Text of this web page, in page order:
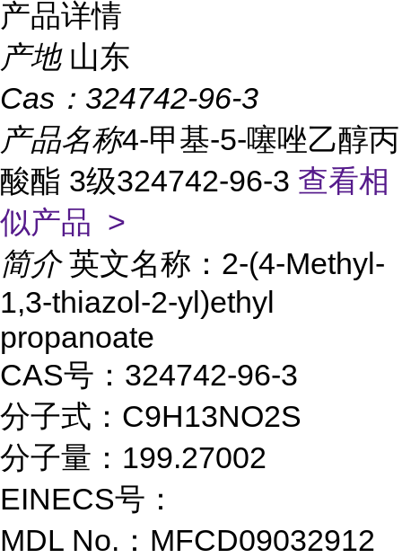
产品详情
产地 山东
Cas： 324742-96-3
产品名称4-甲基-5-噻唑乙醇丙
酸酯 3级324742-96-3 查看相
似产品 >
简介 英文名称：2-(4-Methyl-
1,3-thiazol-2-yl)ethyl
propanoate
CAS号：324742-96-3
分子式：C9H13NO2S
分子量：199.27002
EINECS号：
MDL No.：MFCD09032912